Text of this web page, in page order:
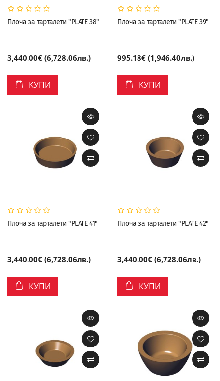
Плоча за тарталети "PLATE 38"
3,440.00€ (6,728.06лв.)
КУПИ
Плоча за тарталети "PLATE 39"
995.18€ (1,946.40лв.)
КУПИ
Плоча за тарталети "PLATE 41"
3,440.00€ (6,728.06лв.)
КУПИ
Плоча за тарталети "PLATE 42"
3,440.00€ (6,728.06лв.)
КУПИ